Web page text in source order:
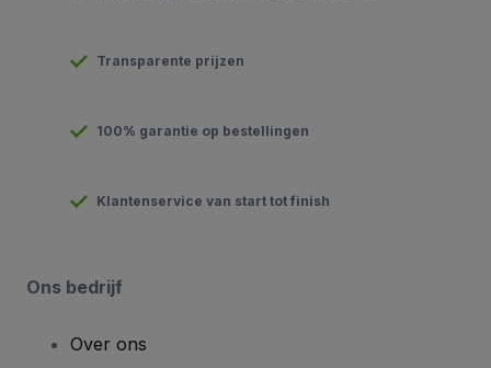
Transparente prijzen
100% garantie op bestellingen
Klantenservice van start tot finish
Ons bedrijf
Over ons